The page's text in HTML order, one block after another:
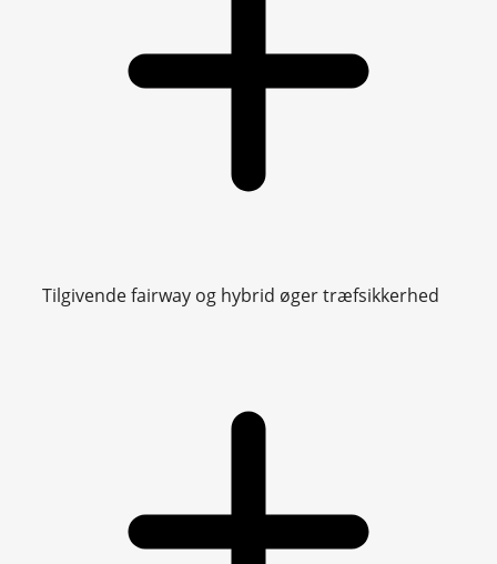
Tilgivende fairway og hybrid øger træfsikkerhed